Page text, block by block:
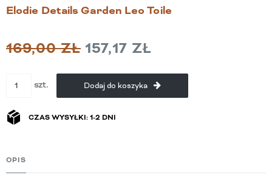
Elodie Details Garden Leo Toile
169,00 ZŁ 157,17 ZŁ
szt. Dodaj do koszyka
CZAS WYSYŁKI: 1-2 DNI
OPIS